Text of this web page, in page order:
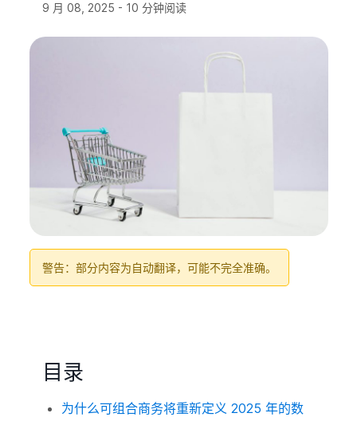
9 月 08, 2025 - 10 分钟阅读
警告：部分内容为自动翻译，可能不完全准确。
目录
为什么可组合商务将重新定义 2025 年的数